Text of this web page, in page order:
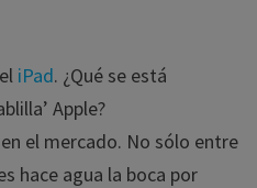
iPad. ¿Qué se está
Apple?
el mercado. No sólo entre
hace agua la boca por